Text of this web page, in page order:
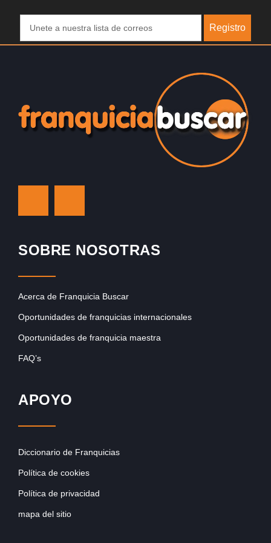
Registro
SOBRE NOSOTRAS
Acerca de Franquicia Buscar
Oportunidades de franquicias internacionales
Oportunidades de franquicia maestra
FAQ’s
APOYO
Diccionario de Franquicias
Política de cookies
Política de privacidad
mapa del sitio